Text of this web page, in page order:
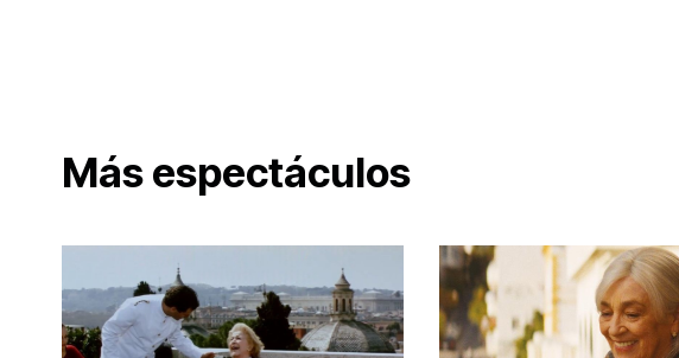
Más espectáculos